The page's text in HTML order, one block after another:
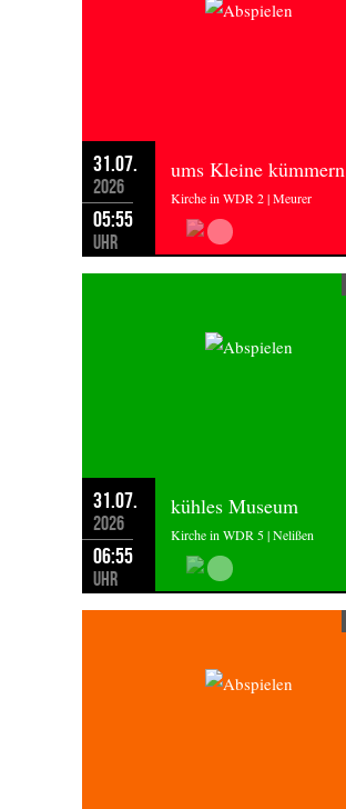
31.07.
2026
05:55
Uhr
ums Kleine kümmern
Kirche in WDR 2 | Meurer
31.07.
2026
06:55
Uhr
kühles Museum
Kirche in WDR 5 | Nelißen